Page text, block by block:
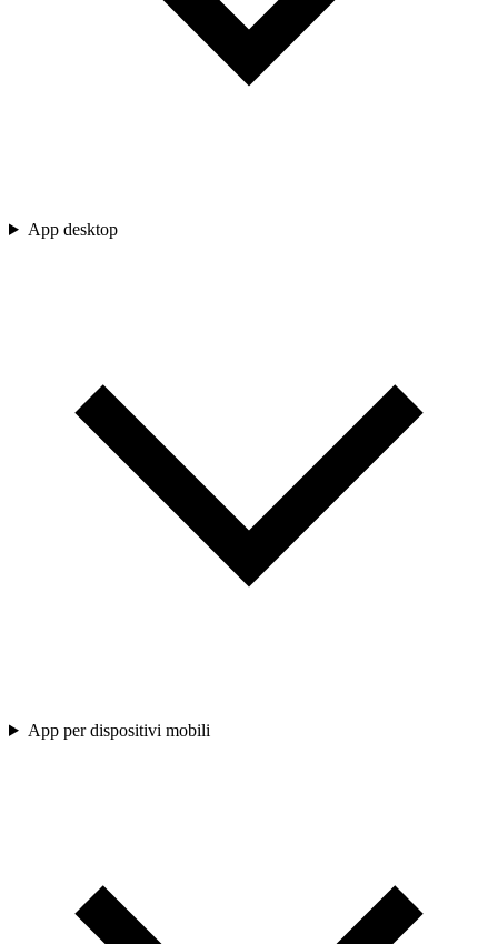
App desktop
App per dispositivi mobili